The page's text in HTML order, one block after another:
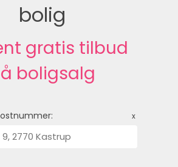
bolig
gratis tilbud
boligsalg
x